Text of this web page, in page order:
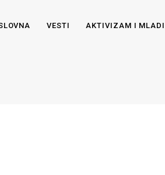
VESTI AKTIVIZAM I MLADI